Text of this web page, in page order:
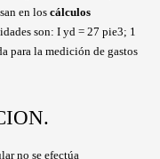
en los cálculos
son: I yd = 27 pie3; 1
para la medición de gastos
no se efectúa